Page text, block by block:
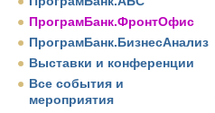
ПрограмБанк.ФронтОфис
ПрограмБанк.БизнесАнализ
Выставки и конференции
Все события и
мероприятия